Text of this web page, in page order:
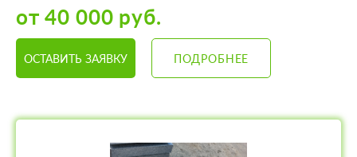
от 40 000 руб.
ОСТАВИТЬ ЗАЯВКУ ПОДРОБНЕЕ